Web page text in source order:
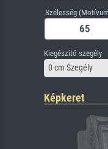
Szélesség
Kiegészítő szegély
0 cm Szegély
Képkeret